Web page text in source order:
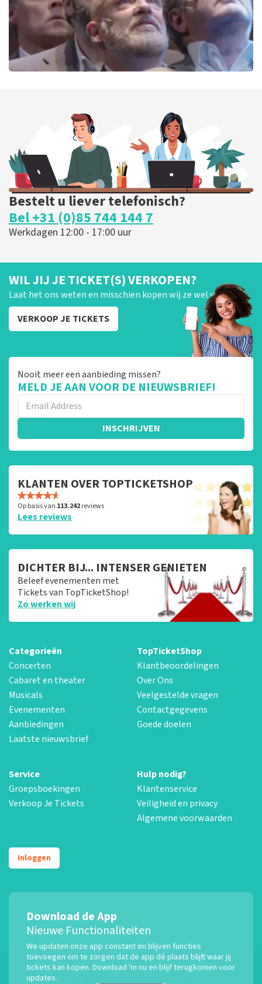
BESTEL NU
Bestelt u liever telefonisch?
Bel +31 (0)85 744 144 7
Werkdagen 12:00 - 17:00 uur
WIL JIJ JE TICKET(S) VERKOPEN?
Laat het ons weten en misschien kopen wij ze wel van je!
VERKOOP JE TICKETS
Nooit meer een aanbieding missen?
MELD JE AAN VOOR DE NIEUWSBRIEF!
INSCHRIJVEN
KLANTEN OVER TOPTICKETSHOP
Op basis van 113.242reviews
Lees reviews
DICHTER BIJ... INTENSER GENIETEN
Beleef evenementen met
Tickets van TopTicketShop!
Zo werken wij
Categorieën
Concerten
Cabaret en theater
Musicals
Evenementen
Aanbiedingen
Laatste nieuwsbrief
TopTicketShop
Klantbeoordelingen
Over Ons
Veelgestelde vragen
Contactgegevens
Goede doelen
Service
Groepsboekingen
Verkoop Je Tickets
Hulp nodig?
Klantenservice
Veiligheid en privacy
Algemene voorwaarden
Inloggen
Download de App
Nieuwe Functionaliteiten
We updaten onze app constant en blijven functies
toevoegen om te zorgen dat de app dé plaats blijft waar jij
tickets kan kopen. Download 'm nu en blijf terugkomen voor
updates.